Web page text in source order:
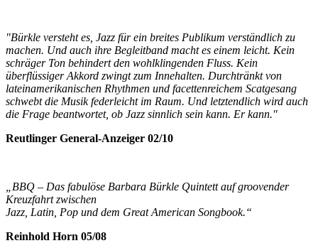
"Bürkle versteht es, Jazz für ein breites Publikum verständlich zu
machen. Und auch ihre Begleitband macht es einem leicht. Kein
schräger Ton behindert den wohlklingenden Fluss. Kein
überflüssiger Akkord zwingt zum Innehalten. Durchtränkt von
lateinamerikanischen Rhythmen und facettenreichem Scatgesang
schwebt die Musik federleicht im Raum. Und letztendlich wird auch
die Frage beantwortet, ob Jazz sinnlich sein kann. Er kann."
Reutlinger General-Anzeiger 02/10
„BBQ – Das fabulöse Barbara Bürkle Quintett auf groovender
Kreuzfahrt zwischen
Jazz, Latin, Pop und dem Great American Songbook.“
Reinhold Horn 05/08